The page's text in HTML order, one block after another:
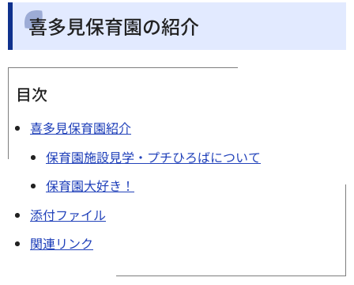
喜多見保育園の紹介
目次
喜多見保育園紹介
保育園施設見学・プチひろばについて
保育園大好き！
添付ファイル
関連リンク